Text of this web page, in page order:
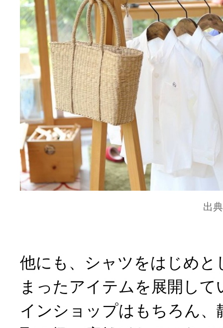
出
他にも、シャツをはじめと
まったアイテムを展開して
インショップはもちろん